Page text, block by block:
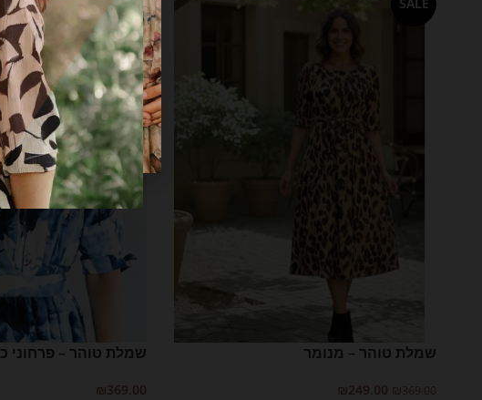
SALE
שמלת טוהר – מנומר
₪369.00
₪249.00
שמלת טוהר – פרחוני
₪369.00